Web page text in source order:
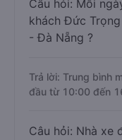
Câu hỏi: Mỗi
khách Đức
- Đà Nẵng ?
Trả lời: Trung bình
đầu từ 10:00 đến
Câu hỏi: Nhà xe